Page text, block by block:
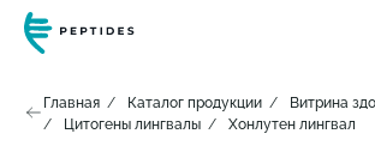
Главная Каталог продукции
Витрина
Цитогены лингвалы
Хонлутен лингвал